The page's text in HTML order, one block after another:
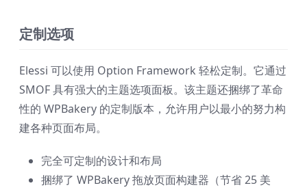
定制选项
Elessi 可以使用 Option Framework 轻松定制。它通过
SMOF 具有强大的主题选项面板。该主题还捆绑了革命
性的 WPBakery 的定制版本，允许用户以最小的努力构
建各种页面布局。
完全可定制的设计和布局
捆绑了 WPBakery 拖放页面构建器（节省 25 美